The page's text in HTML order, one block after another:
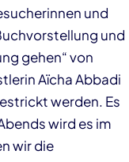
und
und
gehen“ von
Aïcha Abbadi
werden. Es
wird es im
wir die